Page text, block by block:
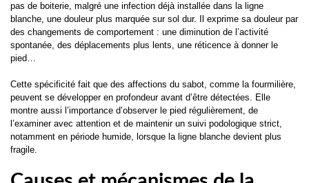
pas de boiterie, malgré une infection déjà installée dans la ligne
blanche, une douleur plus marquée sur sol dur. Il exprime sa douleur par
des changements de comportement : une diminution de l’activité
spontanée, des déplacements plus lents, une réticence à donner le
pied…
Cette spécificité fait que des affections du sabot, comme la fourmilière,
peuvent se développer en profondeur avant d’être détectées. Elle
montre aussi l’importance d’observer le pied régulièrement, de
l’examiner avec attention et de maintenir un suivi podologique strict,
notamment en période humide, lorsque la ligne blanche devient plus
fragile.